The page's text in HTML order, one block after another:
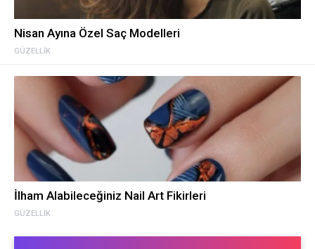
GÜZELLIK
Nisan Ayına Özel Saç Modelleri
GÜZELLIK
İlham Alabileceğiniz Nail Art Fikirleri